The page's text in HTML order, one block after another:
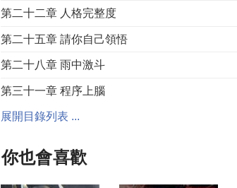
第二十二章 人格完整度
第二十五章 請你自己領悟
第二十八章 雨中激斗
第三十一章 程序上腦
第三十四章 這個天賦太棒了
第四十章 街頭小鼠
展開目錄列表 ...
你也會喜歡